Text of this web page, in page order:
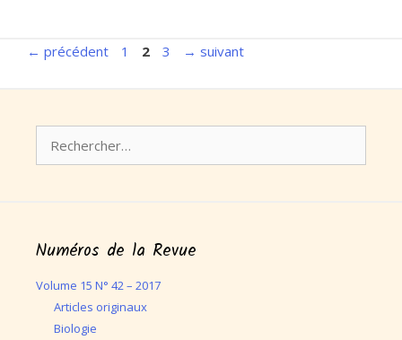
← précédent Page
1 Page
2 Page
3 → suivant
Numéros de la Revue
Volume 15 N° 42 – 2017
Articles originaux
Biologie